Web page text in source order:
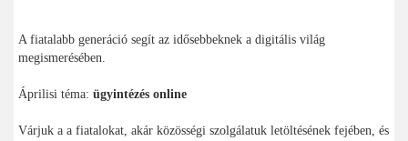
A fiatalabb generáció segít az idősebbeknek a digitális világ
megismerésében.
Áprilisi téma: ügyintézés online
Várjuk a a fiatalokat, akár közösségi szolgálatuk letöltésének fejében, és